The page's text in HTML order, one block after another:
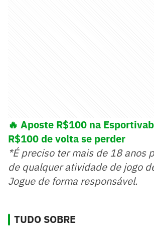
🔥 Aposte R$100 na
R$100 de volta se perder
*É preciso ter mais de 18 anos
de qualquer atividade de jogo
Jogue de forma responsável.
TUDO SOBRE